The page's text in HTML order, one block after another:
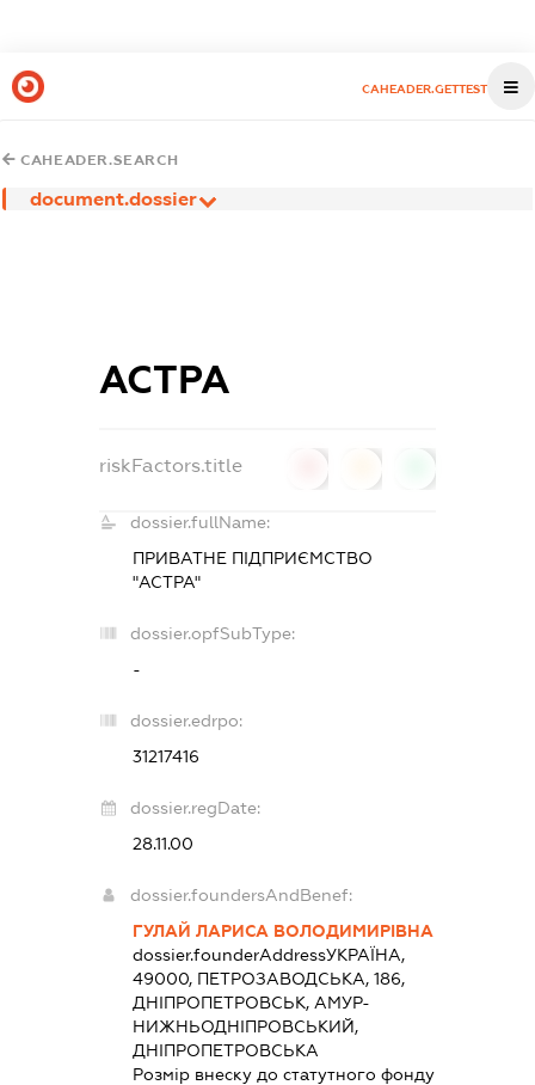
CAHEADER.GETTEST
CAHEADER.SEARCH
document.dossier
АСТРА
riskFactors.title
dossier.fullName:
ПРИВАТНЕ ПІДПРИЄМСТВО
"АСТРА"
dossier.opfSubType:
-
dossier.edrpo:
31217416
dossier.regDate:
28.11.00
dossier.foundersAndBenef:
ГУЛАЙ ЛАРИСА ВОЛОДИМИРІВНА
dossier.founderAddressУКРАЇНА,
49000, ПЕТРОЗАВОДСЬКА, 186,
ДНІПРОПЕТРОВСЬК, АМУР-
НИЖНЬОДНІПРОВСЬКИЙ,
ДНІПРОПЕТРОВСЬКА
Розмір внеску до статутного фонду